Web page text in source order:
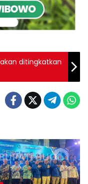
ditingkatkan